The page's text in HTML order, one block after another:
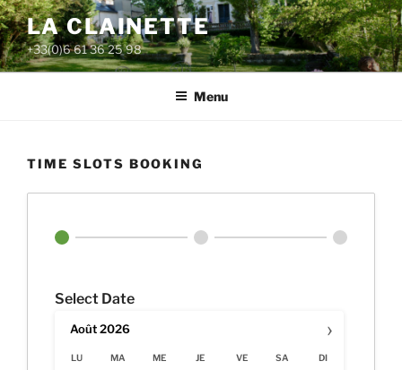
Aller
au
contenu
principal
LA CLAINETTE
+33(0)6 61 36 25 98
Menu
TIME SLOTS BOOKING
Select Date
›
Août2026
LU MA ME JE VE SA DI